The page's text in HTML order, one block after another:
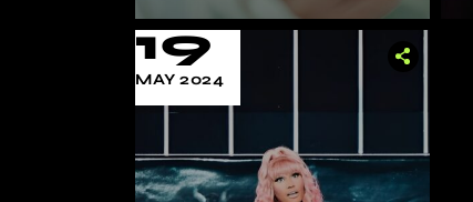
19
MAY 2024